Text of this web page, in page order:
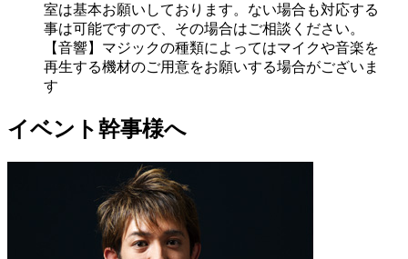
室は基本お願いしております。ない場合も対応する
事は可能ですので、その場合はご相談ください。
【音響】マジックの種類によってはマイクや音楽を
再生する機材のご用意をお願いする場合がございま
す
イベント幹事様へ